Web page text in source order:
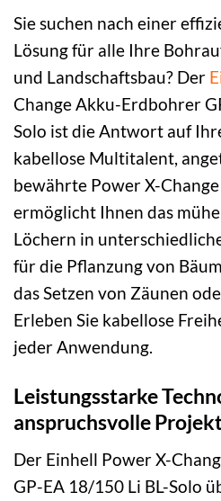
Sie suchen nach einer
Lösung für alle Ihre
und Landschaftsbau? Der
Change Akku-Erdbohrer
Solo ist die Antwort auf
kabellose Multitalent,
bewährte Power X-
ermöglicht Ihnen das
Löchern in
für die Pflanzung von
das Setzen von Zäunen
Erleben Sie kabellose
jeder Anwendung.
Leistungsstarke
anspruchsvolle
Der Einhell Power X-
GP-EA 18/150 Li BL-Solo